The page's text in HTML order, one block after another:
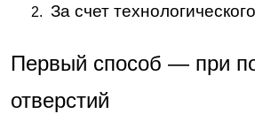
За счет
Первый способ — при
отверстий